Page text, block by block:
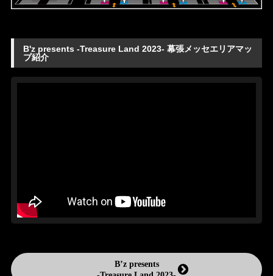
B'z presents -Treasure Land 2023- 幕張メッセエリアマッ
プ紹介
B’z presents